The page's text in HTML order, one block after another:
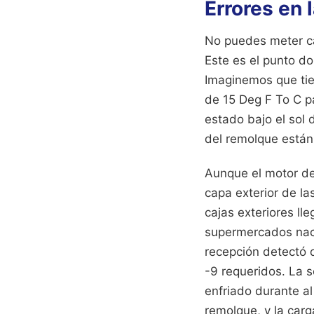
Errores en
No puedes meter
Este es el punto
Imaginemos que
de 15 Deg F To C
estado bajo el sol
del remolque
Aunque el motor
capa exterior de
cajas exteriores
supermercados
recepción detectó
-9 requeridos. La
enfriado durante
remolque, y la